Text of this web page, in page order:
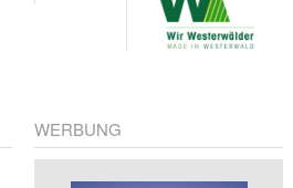
WERBUNG